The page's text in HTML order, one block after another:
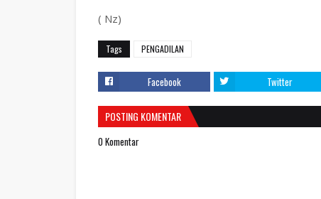
( Nz)
Tags PENGADILAN
Facebook Twitter
POSTING KOMENTAR
0 Komentar